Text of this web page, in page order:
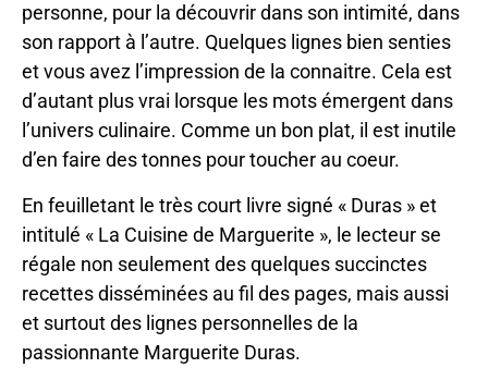
personne, pour la découvrir dans son intimité, dans
son rapport à l’autre. Quelques lignes bien senties
et vous avez l’impression de la connaitre. Cela est
d’autant plus vrai lorsque les mots émergent dans
l’univers culinaire. Comme un bon plat, il est inutile
d’en faire des tonnes pour toucher au coeur.
En feuilletant le très court livre signé « Duras » et
intitulé « La Cuisine de Marguerite », le lecteur se
régale non seulement des quelques succinctes
recettes disséminées au fil des pages, mais aussi
et surtout des lignes personnelles de la
passionnante Marguerite Duras.